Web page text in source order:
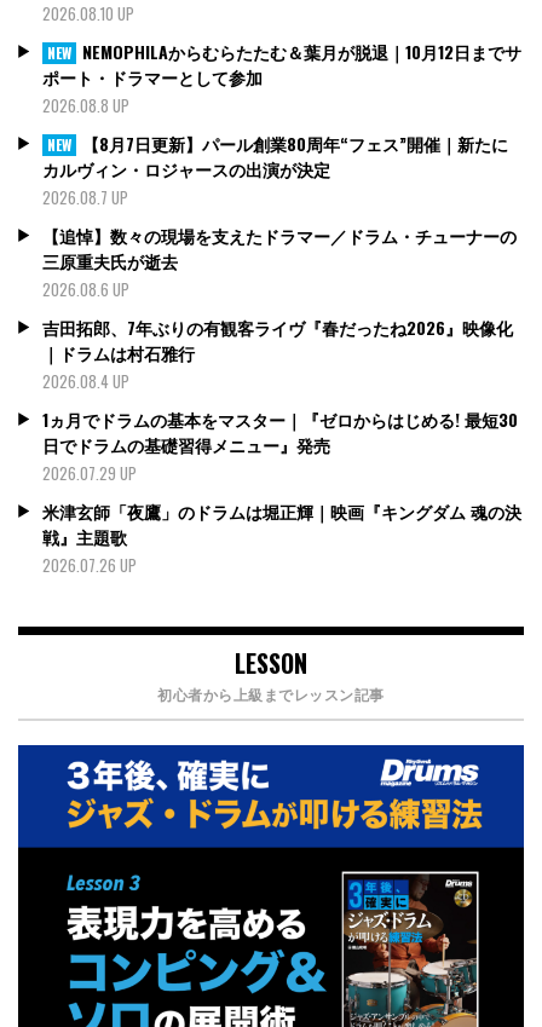
2026.08.10 UP
NEW NEMOPHILAからむらたたむ＆葉月が脱退｜10月12日までサ
ポート・ドラマーとして参加
2026.08.8 UP
NEW
【8月7日更新】パール創業80周年“フェス”開催｜新たに
カルヴィン・ロジャースの出演が決定
2026.08.7 UP
【追悼】数々の現場を支えたドラマー／ドラム・チューナーの
三原重夫氏が逝去
2026.08.6 UP
吉田拓郎、7年ぶりの有観客ライヴ『春だったね2026』映像化
｜ドラムは村石雅行
2026.08.4 UP
1ヵ月でドラムの基本をマスター｜『ゼロからはじめる! 最短30
日でドラムの基礎習得メニュー』発売
2026.07.29 UP
米津玄師「夜鷹」のドラムは堀正輝｜映画『キングダム 魂の決
戦』主題歌
2026.07.26 UP
LESSON
初心者から上級までレッスン記事